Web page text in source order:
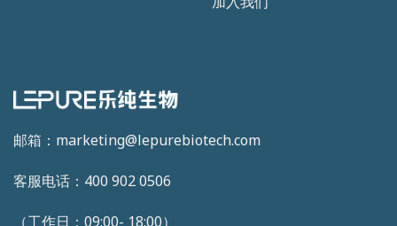
邮箱：marketing@lepurebiotech.com
客服电话：400 902 0506
（工作日：09:00- 18:00）